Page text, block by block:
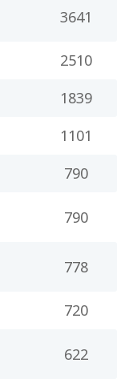
3641
2510
1839
1101
790
790
778
720
622